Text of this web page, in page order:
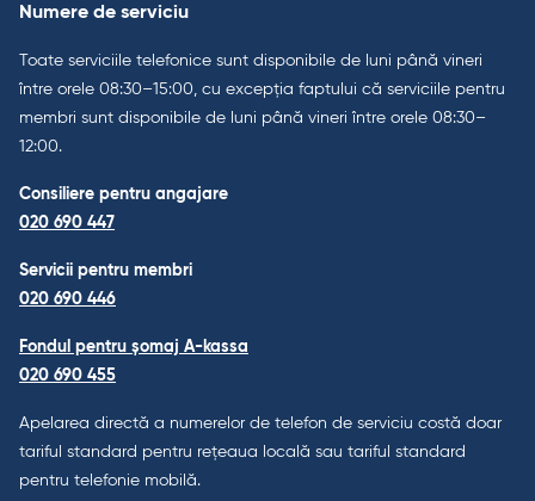
Numere de serviciu
Toate serviciile telefonice sunt disponibile de luni până vineri
între orele 08:30–15:00, cu excepția faptului că serviciile pentru
membri sunt disponibile de luni până vineri între orele 08:30–
12:00.
Consiliere pentru angajare
020 690 447
Servicii pentru membri
020 690 446
Fondul pentru șomaj A-kassa
020 690 455
Apelarea directă a numerelor de telefon de serviciu costă doar
tariful standard pentru rețeaua locală sau tariful standard
pentru telefonie mobilă.